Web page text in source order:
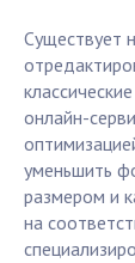
Существует
онлайн-
уменьшить
размером и
на